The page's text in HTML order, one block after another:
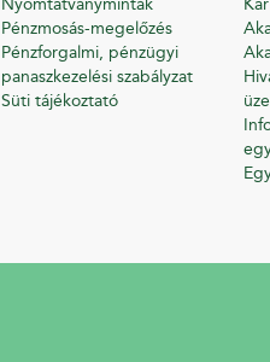
Nyomtatványminták
Pénzmosás-megelőzés
Pénzforgalmi, pénzügyi
panaszkezelési szabályzat
Süti tájékoztató